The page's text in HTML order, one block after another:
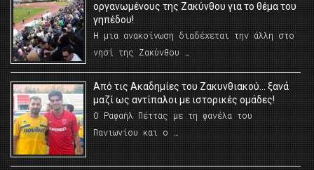
οργανωμένους της Ζακύνθου για το θέμα του
γηπέδου!
Η μια ανακοίνωση διαδέχεται την άλλη στο
νησί της Ζακύνθου …
Από τις Ακαδημίες του Ζακυνθιακού… ξανά
μαζί ως αντίπαλοι με ιστορικές ομάδες!
Ο Ραφαήλ Πέττας με τη φανέλα του
Πανιωνίου και ο …